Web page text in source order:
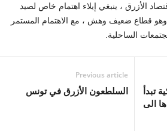
الأزرق ، ينبغي إيلاء اهتمام خاص لصيد
قطاع ضعيف وهش ، مع الاهتمام المستمر
الساحلية.
Previous article
السلطعون الأزرق في تونس
تبدأ
الى